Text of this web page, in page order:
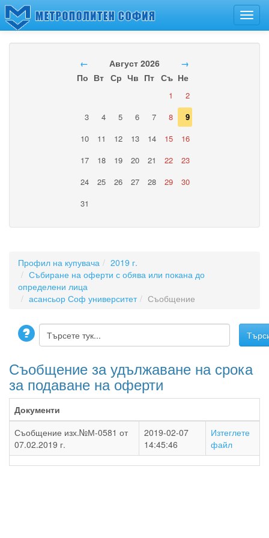
← Август 2026
→
По Вт Ср Чв Пт Съ Не
1
2
3
4 5 6 7 8
9
10
11 12 13 14 15
16
17
18 19 20 21 22
23
24
25 26 27 28 29
30
31
Профил на купувача
2019 г.
Събиране на оферти с обява или покана до
определени лица
асансьор Соф университет
Съобщение
Съобщение за удължаване на срока
за подаване на оферти
Документи
Съобщение изх.№М-0581 от
07.02.2019 г.
2019-02-07
14:45:46
Изтеглете
файл